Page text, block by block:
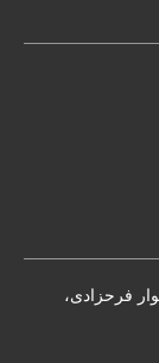
فرحزادی،